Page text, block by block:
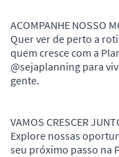
ACOMPANHE NOSSO
Quer ver de perto a
quem cresce com a
@sejaplanning para
gente.
VAMOS CRESCER
Explore nossas
seu próximo passo na